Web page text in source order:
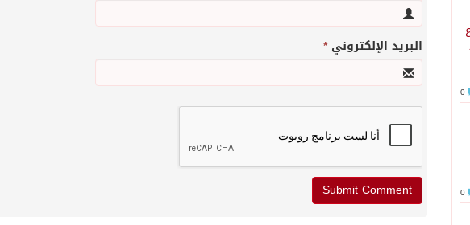
البريد الإلكتروني*